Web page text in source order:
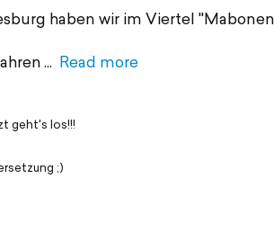
haben wir im Viertel
Read more
geht's los!!!
;)